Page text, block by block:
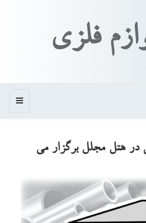
فلزی
منو
در هتل مجلل برگزار می